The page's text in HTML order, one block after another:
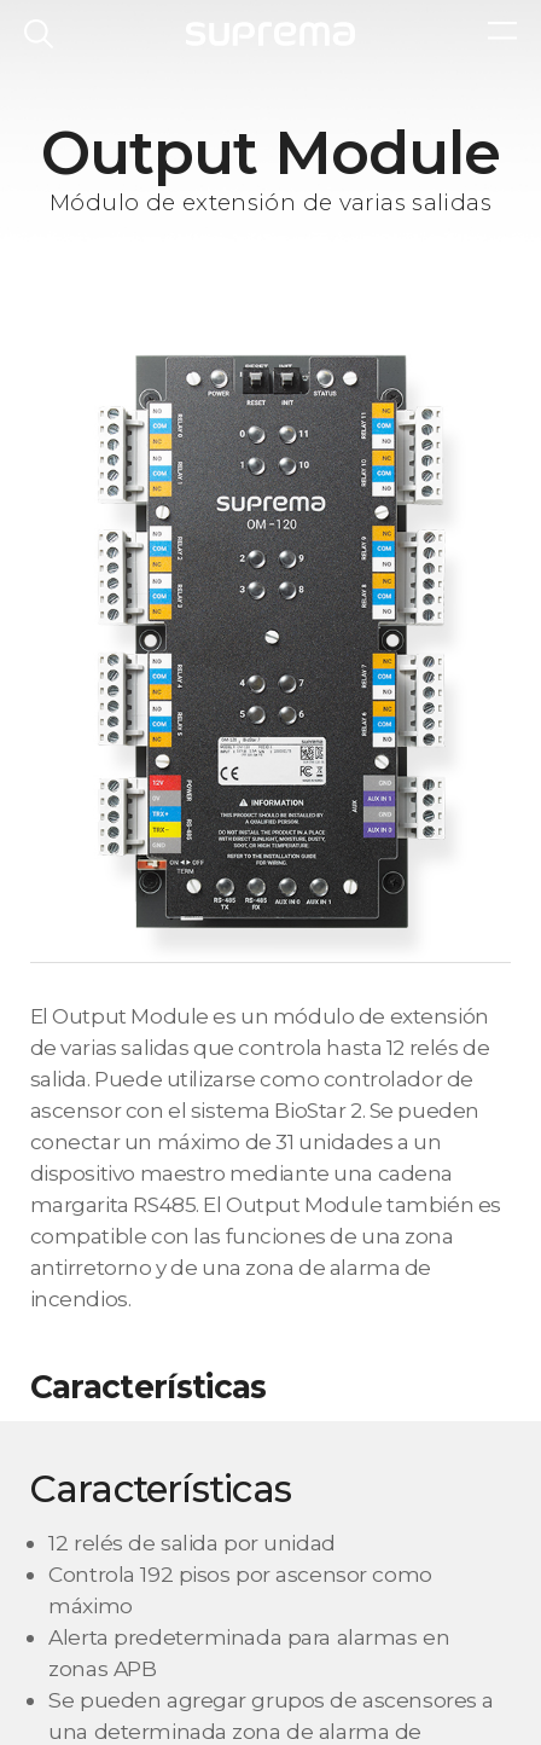
Output Module
Módulo de extensión de varias salidas
El Output Module es un módulo de extensión
de varias salidas que controla hasta 12 relés de
salida. Puede utilizarse como controlador de
ascensor con el sistema BioStar 2. Se pueden
conectar un máximo de 31 unidades a un
dispositivo maestro mediante una cadena
margarita RS485. El Output Module también es
compatible con las funciones de una zona
antirretorno y de una zona de alarma de
incendios.
Características
Características
12 relés de salida por unidad
Controla 192 pisos por ascensor como
máximo
Alerta predeterminada para alarmas en
zonas APB
Se pueden agregar grupos de ascensores a
una determinada zona de alarma de